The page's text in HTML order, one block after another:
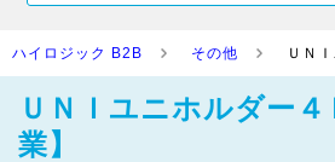
ハイロジック B2B その他 ＵＮ
ＵＮＩユニホルダー
業】